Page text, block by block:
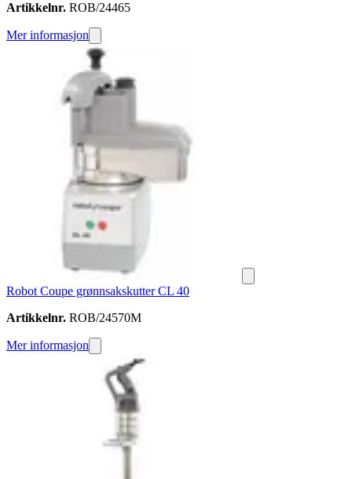
Artikkelnr. ROB/24465
Mer informasjon
Robot Coupe grønnsakskutter CL 40
Artikkelnr. ROB/24570M
Mer informasjon